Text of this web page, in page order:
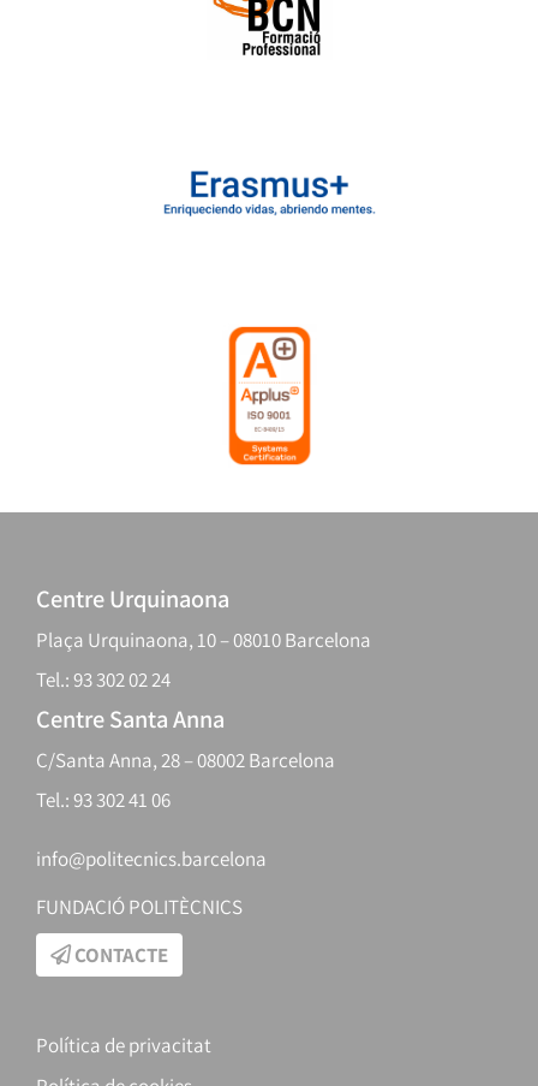
Centre Urquinaona
Plaça Urquinaona, 10 – 08010 Barcelona
Tel.: 93 302 02 24
Centre Santa Anna
C/Santa Anna, 28 – 08002 Barcelona
Tel.: 93 302 41 06
info@politecnics.barcelona
FUNDACIÓ POLITÈCNICS
CONTACTE
Política de privacitat